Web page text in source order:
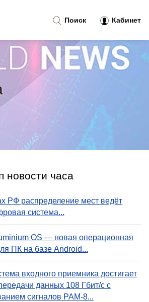
новости часа
РФ распределение мест ведёт
система...
OS — новая операционная
ПК на базе Android...
входного приемника достигает
данных 108 Гбит/с с
сигналов PAM-8...
Поиск Кабинет